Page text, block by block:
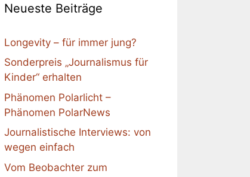
Neueste Beiträge
Longevity – für immer jung?
Sonderpreis „Journalismus für
Kinder“ erhalten
Phänomen Polarlicht –
Phänomen PolarNews
Journalistische Interviews: von
wegen einfach
Vom Beobachter zum